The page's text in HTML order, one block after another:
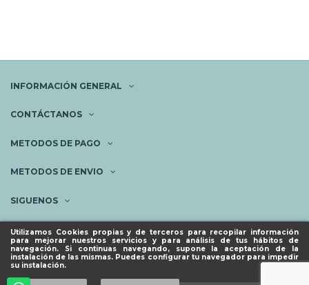
Utilizamos Cookies propias y de terceros para recopilar información
para mejorar nuestros servicios y para análisis de tus hábitos de
navegación. Si continuas navegando, supone la aceptación de la
instalación de las mismas. Puedes configurar tu navegador para impedir
su instalación.
INFORMACIÓN GENERAL
CONTÁCTANOS
METODOS DE PAGO
METODOS DE ENVIO
SIGUENOS
NEWSLETTER